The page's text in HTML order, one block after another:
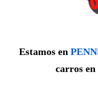
Estamos en
carros